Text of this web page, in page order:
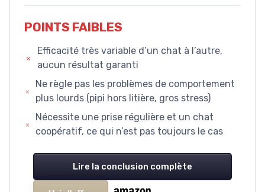
POINTS FAIBLES
Efficacité très variable d’un chat à l’autre,
aucun résultat garanti
Ne règle pas les problèmes de comportement
plus lourds (pipi hors litière, gros stress)
Nécessite une prise régulière et un chat
coopératif, ce qui n’est pas toujours le cas
Lire la conclusion complète